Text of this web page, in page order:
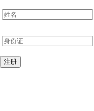
注册